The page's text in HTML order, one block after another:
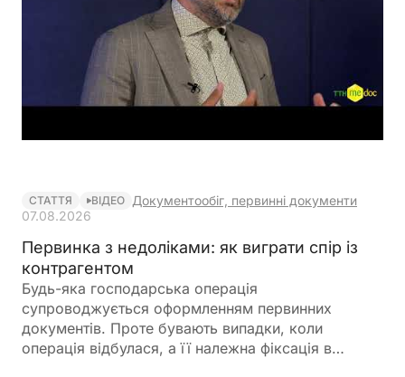
СТАТТЯ ВІДЕО Документообіг, первинні документи
07.08.2026
Первинка з недоліками: як виграти спір із
контрагентом
Будь-яка господарська операція
супроводжується оформленням первинних
документів. Проте бувають випадки, коли
операція відбулася, а її належна фіксація в